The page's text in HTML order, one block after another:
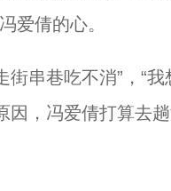
爱倩的心。
串巷吃不消”，“我
，冯爱倩打算去